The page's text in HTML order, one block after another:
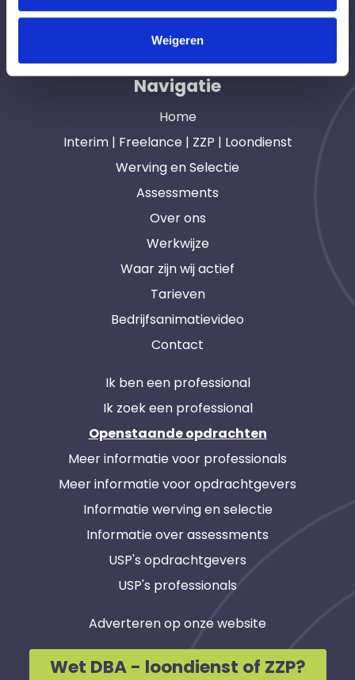
Weigeren
opdrachtgevers en interim, freelance en ZZP
professionals in heel Nederland. Ook loondienst.
Navigatie
Home
Interim | Freelance | ZZP | Loondienst
Werving en Selectie
Assessments
Over ons
Werkwijze
Waar zijn wij actief
Tarieven
Bedrijfsanimatievideo
Contact
Ik ben een professional
Ik zoek een professional
Openstaande opdrachten
Meer informatie voor professionals
Meer informatie voor opdrachtgevers
Informatie werving en selectie
Informatie over assessments
USP's opdrachtgevers
USP's professionals
Adverteren op onze website
Wet DBA - loondienst of ZZP?